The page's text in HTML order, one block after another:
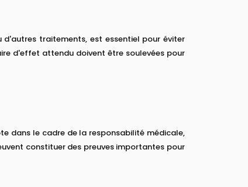
traitements, est essentiel pour éviter
d'effet attendu doivent être soulevées pour
dans le cadre de la responsabilité médicale,
constituer des preuves importantes pour